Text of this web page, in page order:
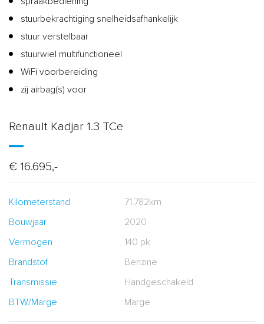
stuurbekrachtiging snelheidsafhankelijk
stuur verstelbaar
stuurwiel multifunctioneel
WiFi voorbereiding
zij airbag(s) voor
Renault Kadjar 1.3 TCe
€ 16.695,-
Kilometerstand
71.782km
Bouwjaar
2020
Vermogen
140 pk
Brandstof
Benzine
Transmissie
Handgeschakeld
BTW/Marge
Marge